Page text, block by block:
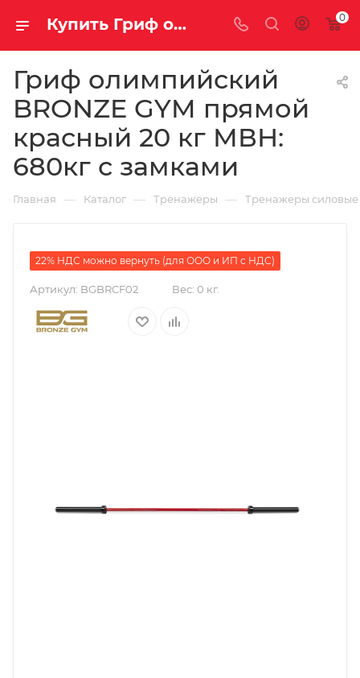
Купить Гриф олимпийский BRONZE GYM прямой красный 20 кг МВН: 680кг с замками за рублей, а со скидкой 0
Гриф олимпийский
BRONZE GYM прямой
красный 20 кг МВН:
680кг с замками
Главная — Каталог — Тренажеры — Тренажеры силовые
22% НДС можно вернуть (для ООО и ИП с НДС)
Артикул: BGBRCF02 Вес: 0 кг.